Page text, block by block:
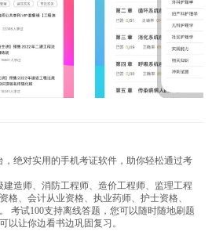
，绝对实用的手机考证软件，助你轻松通过考
建造师、消防工程师、造价工程师、监理工程
格、会计从业资格、执业药师、护士资格、
考试100支持离线答题，您可以随时随地刷题
以让你边看书边巩固复习。